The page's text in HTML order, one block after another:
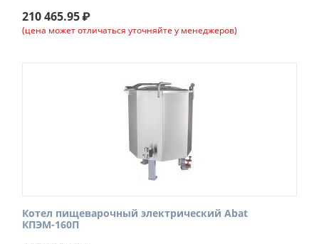
210 465.95₽
(цена может отличаться уточняйте у менеджеров)
Котел пищеварочный электрический Abat
КПЭМ-160П